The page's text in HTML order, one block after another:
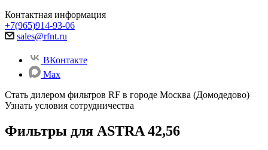
Контактная информация
+7(965)914-93-06
sales@rfnt.ru
ВКонтакте
Max
Стать дилером фильтров RF в городе Москва (Домодедово)
Узнать условия сотрудничества
Фильтры для ASTRA 42,56